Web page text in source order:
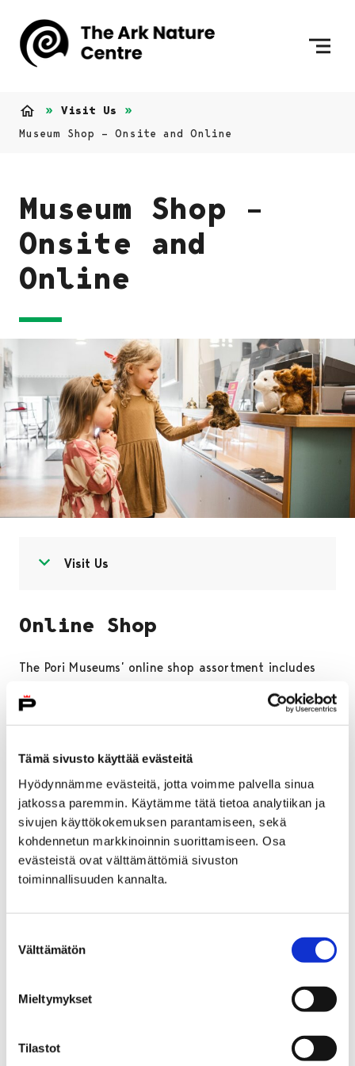
Tämä sivusto käyttää evästeitä
Hyödynnämme evästeitä, jotta voimme palvella sinua
jatkossa paremmin. Käytämme tätä tietoa analytiikan ja
sivujen käyttökokemuksen parantamiseen, sekä
kohdennetun markkinoinnin suorittamiseen. Osa
evästeistä ovat välttämättömiä sivuston
toiminnallisuuden kannalta.
valinta
Välttämätön
Mieltymykset
Tilastot
Visit Us
Museum Shop – Onsite and Online
Museum Shop –
Onsite and
Online
Open menu
Close menu
Visit Us
Online Shop
The Pori Museums’ online shop assortment includes
stuffed animals, to name but a few articles. Here you
can also book a free seat for a remote lecture.
The Ark Nature Centre
The Ark museum shop sells nature-inspired items, like
postcards, books, toys, local honey and decorative
articles.
Satakunta Museum
The Satakunta Museum shop sells handcrafts from
tableware made of clay, tin and glass as well as toys.
Rosenlew Museum